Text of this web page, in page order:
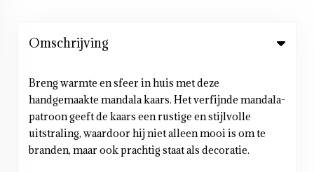
Omschrijving
Breng warmte en sfeer in huis met deze
handgemaakte mandala kaars. Het verfijnde mandala-
patroon geeft de kaars een rustige en stijlvolle
uitstraling, waardoor hij niet alleen mooi is om te
branden, maar ook prachtig staat als decoratie.